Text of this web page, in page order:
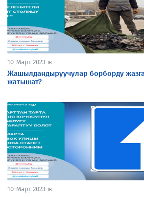
10-Март 2023-ж.
Жашылдандыруучулар борборду
жатышат?
10-Март 2023-ж.